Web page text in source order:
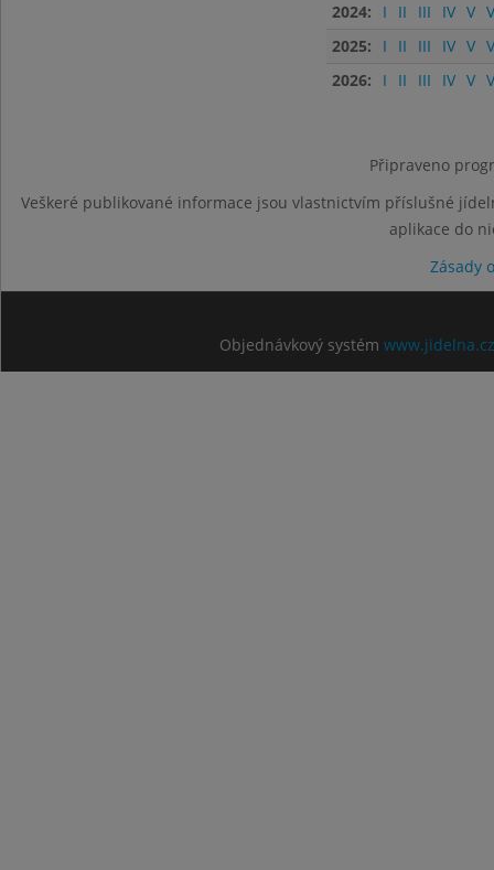
2024:
I II III IV V
2025:
I II III IV V
2026:
I II III IV V
Připraveno
Veškeré publikované informace jsou vlastnictvím příslušné
aplikace do
Zásady
Objednávkový systém www.jidelna.cz